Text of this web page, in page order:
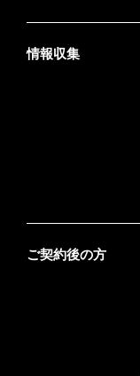
情報収集
ご契約後の方